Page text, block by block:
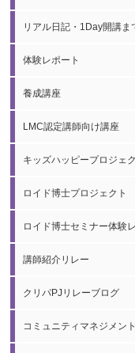
リアル日記・1Day開講ま
体験レポート
養成講座
LMC認定講師向け講座
キッズハッピープロジェ
ロイド博士プロジェクト
ロイド博士セミナー体験
講師紹介リレー
クリパPJリレーブログ
コミュニティマネジメン